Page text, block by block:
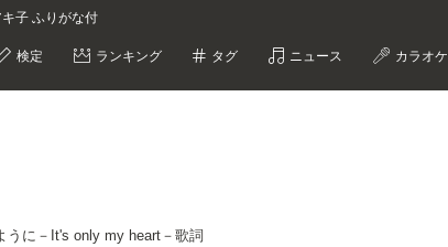
子 ふりがな付
検定 ランキング タグ ニュース カラオケ
うに－It's only my heart－歌詞